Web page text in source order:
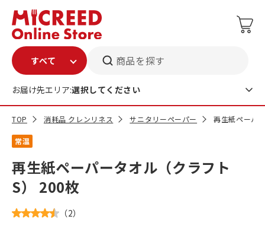
商品を探す
お届け先エリア:選択してください
TOP 消耗品 クレンリネス サニタリーペーパー 再生紙ペーパ
常温
再生紙ペーパータオル（クラフト
S） 200枚
（2）